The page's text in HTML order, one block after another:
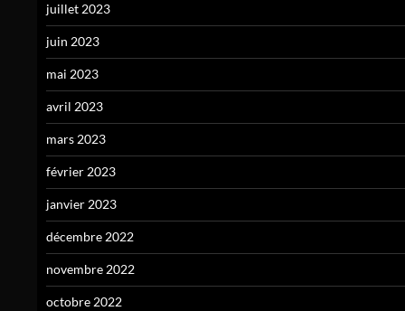
juillet 2023
juin 2023
mai 2023
avril 2023
mars 2023
février 2023
janvier 2023
décembre 2022
novembre 2022
octobre 2022